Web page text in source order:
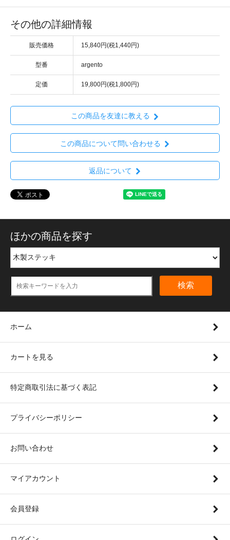
その他の詳細情報
販売価格 15,840円(税1,440円)
型番 argento
定価 19,800円(税1,800円)
この商品を友達に教える
この商品について問い合わせる
返品について
ほかの商品を探す
検索
ホーム
カートを見る
特定商取引法に基づく表記
プライバシーポリシー
お問い合わせ
マイアカウント
会員登録